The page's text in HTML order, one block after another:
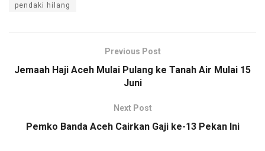
pendaki hilang
Previous Post
Jemaah Haji Aceh Mulai Pulang ke Tanah Air Mulai 15
Juni
Next Post
Pemko Banda Aceh Cairkan Gaji ke-13 Pekan Ini